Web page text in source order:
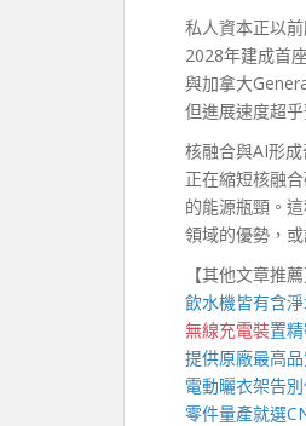
私人資本正以
2028年建成首
與加拿大
但進展速度超乎
核融合與AI形
正在縮短核融
的能源瓶頸。
領域的優勢，
【其他文章推薦
飲水機皆有含
無線充電裝置
提供原廠最高
電動曬衣架告
零件量產就選